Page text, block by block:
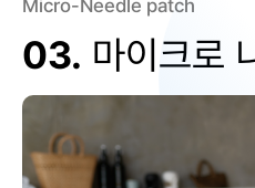
Micro-Needle patch
03. 마이크로